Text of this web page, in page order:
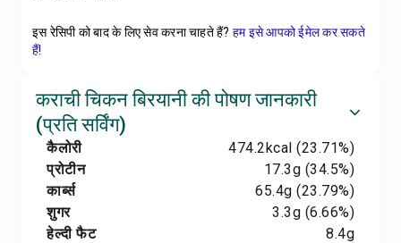
इस रेसिपी को बाद के लिए सेव करना चाहते हैं? हम इसे आपको ईमेल कर सकते
हैं!
कराची चिकन बिरयानी की पोषण जानकारी
(प्रति सर्विंग)
कैलोरी 474.2kcal (23.71%)
प्रोटीन
17.3g (34.5%)
कार्ब्स
65.4g (23.79%)
शुगर
3.3g (6.66%)
हेल्दी फैट
8.4g